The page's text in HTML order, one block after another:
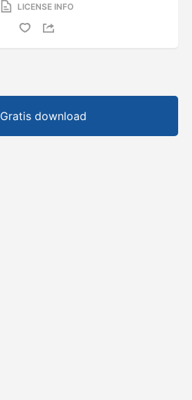
LICENSE INFO
Gratis download